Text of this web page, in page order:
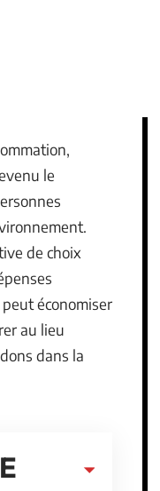
le
de choix
économiser
au lieu
dans la